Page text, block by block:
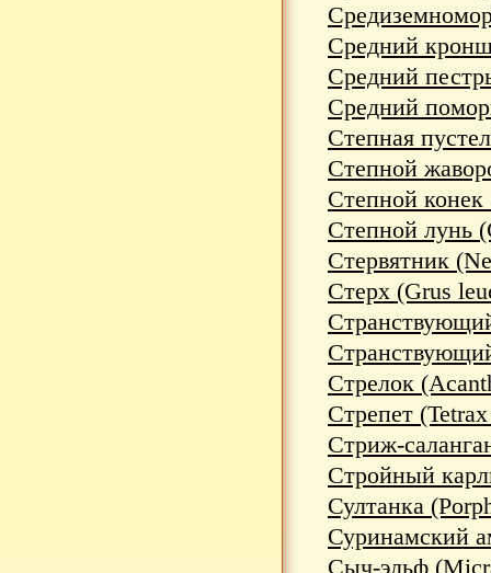
Средний
Средний
Средний
Степная
Степной
Степной конек
Степной лунь
Стервятник
Стерх (Grus
Стрелок
Стрепет
Стриж-
Стройный
Султанка
Суринамский
Сыч-эльф